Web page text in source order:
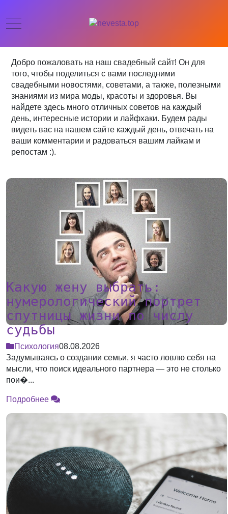
Добро пожаловать на наш свадебный сайт! Он для
того, чтобы поделиться с вами последними
свадебными новостями, советами, а также, полезными
знаниями из мира моды, красоты и здоровья. Вы
найдете здесь много отличных советов на каждый
день, интересные истории и лайфхаки. Будем рады
видеть вас на нашем сайте каждый день, отвечать на
ваши комментарии и радоваться вашим лайкам и
репостам :).
Какую жену выбрать:
нумерологический портрет
спутницы жизни по числу
судьбы
Психология08.08.2026
Задумываясь о создании семьи, я часто ловлю себя на
мысли, что поиск идеального партнера — это не столько
пои�...
Подробнее